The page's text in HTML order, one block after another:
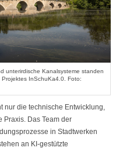
unterirdische Kanalsysteme standen
Projektes InSchuKa4.0. Foto:
nur die technische Entwicklung,
Praxis. Das Team der
in Stadtwerken
an KI-gestützte